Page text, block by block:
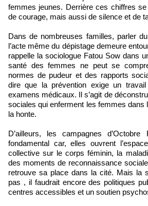
femmes jeunes. Derrière ces chiffres
de courage, mais aussi de silence et de
Dans de nombreuses familles, parler
l’acte même du dépistage demeure
rappelle la sociologue Fatou Sow dans
santé des femmes ne peut se
normes de pudeur et des rapports
dire que la prévention exige un
examens médicaux. Il s’agit de
sociales qui enferment les femmes dans
la honte.
D’ailleurs, les campagnes
fondamental car, elles ouvrent
collective sur le corps féminin, la
des moments de reconnaissance
retrouve sa place dans la cité. Mais la
pas , il faudrait encore des politiques
centres accessibles et un soutien